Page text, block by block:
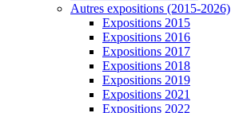
Autres expositions (2015-2026)
Expositions 2015
Expositions 2016
Expositions 2017
Expositions 2018
Expositions 2019
Expositions 2021
Expositions 2022